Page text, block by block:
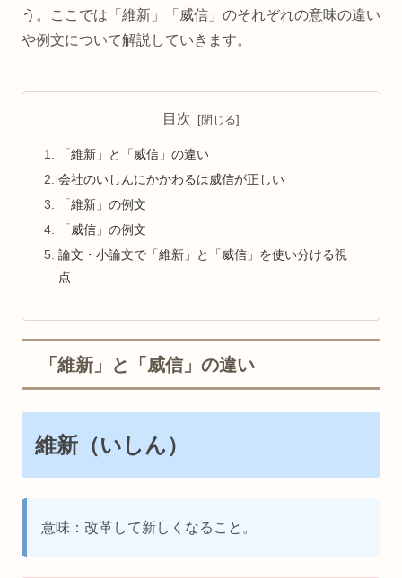
う。ここでは「維新」「威信」のそれぞれの意味の違い
や例文について解説していきます。
目次
「維新」と「威信」の違い
会社のいしんにかかわるは威信が正しい
「維新」の例文
「威信」の例文
論文・小論文で「維新」と「威信」を使い分ける視
点
「維新」と「威信」の違い
維新（いしん）
意味：改革して新しくなること。